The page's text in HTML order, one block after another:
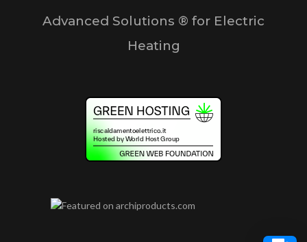
Advanced Solutions ® for Electric
Heating